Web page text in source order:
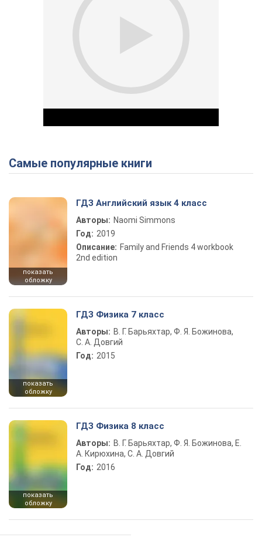
Play Video
Самые популярные книги
показать
обложку
ГДЗ Английский язык 4 класс
Авторы: Naomi Simmons
Год: 2019
Описание: Family and Friends 4 workbook
2nd edition
показать
обложку
ГДЗ Физика 7 класс
Авторы: В. Г. Барьяхтар, Ф. Я. Божинова,
С. А. Довгий
Год: 2015
показать
обложку
ГДЗ Физика 8 класс
Авторы: В. Г. Барьяхтар, Ф. Я. Божинова, Е.
А. Кирюхина, С. А. Довгий
Год: 2016